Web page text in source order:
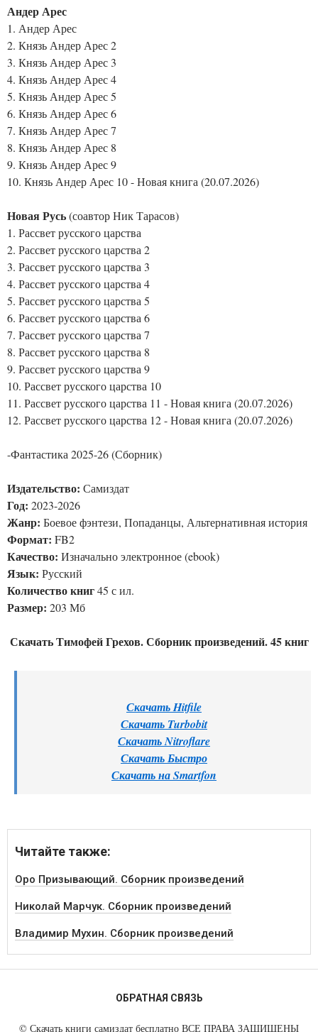
Андер Арес
1. Андер Арес
2. Князь Андер Арес 2
3. Князь Андер Арес 3
4. Князь Андер Арес 4
5. Князь Андер Арес 5
6. Князь Андер Арес 6
7. Князь Андер Арес 7
8. Князь Андер Арес 8
9. Князь Андер Арес 9
10. Князь Андер Арес 10 - Новая книга (20.07.2026)
Новая Русь(соавтор Ник Тарасов)
1. Рассвет русского царства
2. Рассвет русского царства 2
3. Рассвет русского царства 3
4. Рассвет русского царства 4
5. Рассвет русского царства 5
6. Рассвет русского царства 6
7. Рассвет русского царства 7
8. Рассвет русского царства 8
9. Рассвет русского царства 9
10. Рассвет русского царства 10
11. Рассвет русского царства 11 - Новая книга (20.07.2026)
12. Рассвет русского царства 12 - Новая книга (20.07.2026)
-Фантастика 2025-26 (Сборник)
Издательство: Самиздат
Год: 2023-2026
Жанр: Боевое фэнтези, Попаданцы, Альтернативная история
Формат: FB2
Качество: Изначально электронное (ebook)
Язык: Русский
Количество книг45 с ил.
Размер: 203 Мб
Скачать Тимофей Грехов. Сборник произведений. 45 книг
Скачать Hitfile
Скачать Turbobit
Скачать Nitroflare
Скачать Быстро
Скачать на Smartfon
Читайте также:
Оро Призывающий. Сборник произведений
Николай Марчук. Сборник произведений
Владимир Мухин. Сборник произведений
ОБРАТНАЯ СВЯЗЬ
© Скачать книги самиздат бесплатно ВСЕ ПРАВА ЗАЩИЩЕНЫ